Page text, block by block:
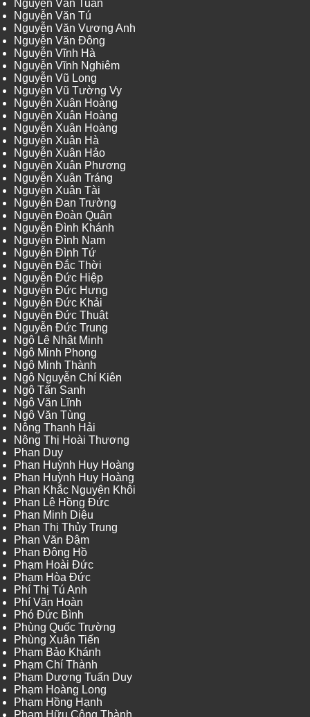
Nguyễn Văn Tuấn
Nguyễn Văn Tú
Nguyễn Văn Vương Anh
Nguyễn Văn Đông
Nguyễn Vĩnh Hà
Nguyễn Vĩnh Nghiêm
Nguyễn Vũ Long
Nguyễn Vũ Tường Vy
Nguyễn Xuân Hoàng
Nguyễn Xuân Hoàng
Nguyễn Xuân Hoàng
Nguyễn Xuân Hà
Nguyễn Xuân Hảo
Nguyễn Xuân Phương
Nguyễn Xuân Tráng
Nguyễn Xuân Tài
Nguyễn Đan Trường
Nguyễn Đoàn Quân
Nguyễn Đình Khánh
Nguyễn Đình Nam
Nguyễn Đình Tứ
Nguyễn Đắc Thời
Nguyễn Đức Hiệp
Nguyễn Đức Hưng
Nguyễn Đức Khải
Nguyễn Đức Thuật
Nguyễn Đức Trung
Ngô Lê Nhật Minh
Ngô Minh Phong
Ngô Minh Thành
Ngô Nguyễn Chí Kiên
Ngô Tấn Sanh
Ngô Văn Lĩnh
Ngô Văn Tùng
Nông Thanh Hải
Nông Thị Hoài Thương
Phan Duy
Phan Huỳnh Huy Hoàng
Phan Huỳnh Huy Hoàng
Phan Khắc Nguyên Khôi
Phan Lê Hồng Đức
Phan Minh Diệu
Phan Thị Thủy Trung
Phan Văn Đậm
Phan Đông Hồ
Phạm Hoài Đức
Phạm Hòa Đức
Phí Thị Tú Anh
Phí Văn Hoàn
Phó Đức Bình
Phùng Quốc Trường
Phùng Xuân Tiến
Phạm Bảo Khánh
Phạm Chí Thành
Phạm Dương Tuấn Duy
Phạm Hoàng Long
Phạm Hồng Hạnh
Phạm Hữu Công Thành